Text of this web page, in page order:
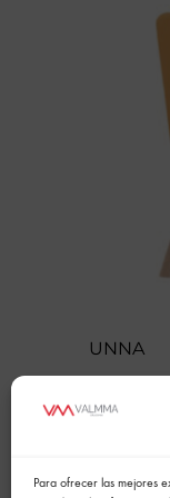
Para ofrecer las mejores
UNNA